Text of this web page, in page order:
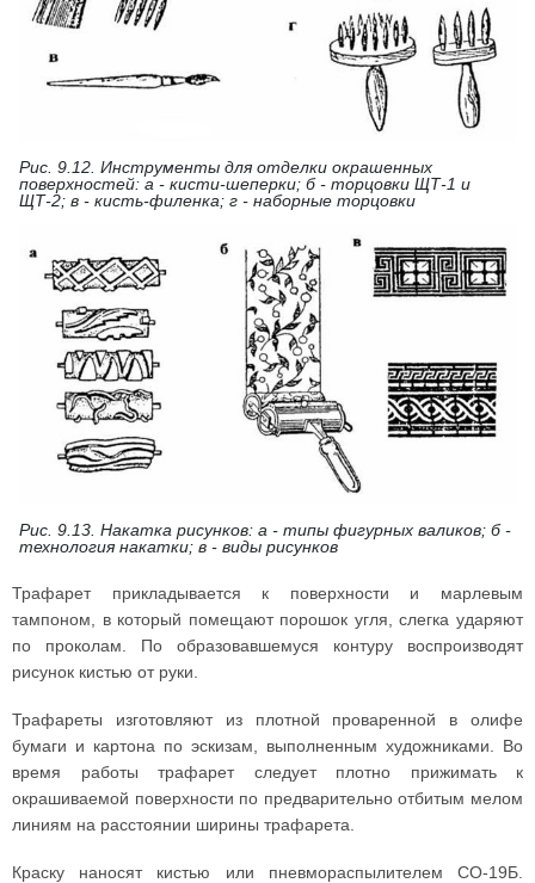
Рис. 9.12. Инструменты для отделки окрашенных
поверхностей: а - кисти-шеперки; б - торцовки ЩТ-1 и
ЩТ-2; в - кисть-филенка; г - наборные торцовки
Рис. 9.13. Накатка рисунков: а - типы фигурных валиков; б -
технология накатки; в - виды рисунков
Трафарет прикладывается к поверхности и марлевым
тампоном, в который помещают порошок угля, слегка ударяют
по проколам. По образовавшемуся контуру воспроизводят
рисунок кистью от руки.
Трафареты изготовляют из плотной проваренной в олифе
бумаги и картона по эскизам, выполненным художниками. Во
время работы трафарет следует плотно прижимать к
окрашиваемой поверхности по предварительно отбитым мелом
линиям на расстоянии ширины трафарета.
Краску наносят кистью или пневмораспылителем СО-19Б.